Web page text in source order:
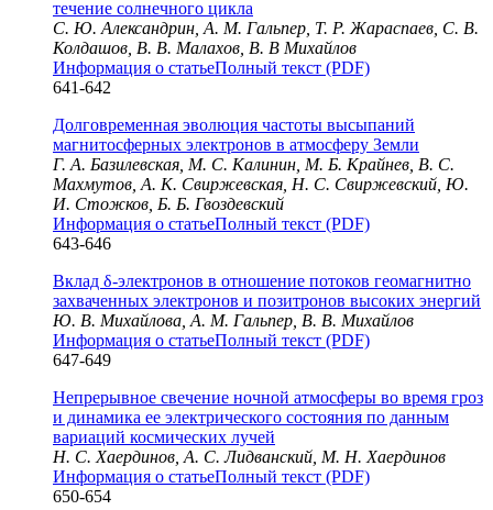
течение солнечного цикла
С. Ю. Александрин, А. М. Гальпер, Т. Р. Жараспаев, С. В.
Колдашов, В. В. Малахов, В. В Михайлов
Информация о статьеПолный текст (PDF)
641-642
Долговременная эволюция частоты высыпаний
магнитосферных электронов в атмосферу Земли
Г. А. Базилевская, М. С. Калинин, М. Б. Крайнев, В. С.
Махмутов, А. К. Свиржевская, Н. С. Свиржевский, Ю.
И. Стожков, Б. Б. Гвоздевский
Информация о статьеПолный текст (PDF)
643-646
Вклад δ-электронов в отношение потоков геомагнитно
захваченных электронов и позитронов высоких энергий
Ю. В. Михайлова, А. М. Гальпер, В. В. Михайлов
Информация о статьеПолный текст (PDF)
647-649
Непрерывное свечение ночной атмосферы во время гроз
и динамика ее электрического состояния по данным
вариаций космических лучей
Н. С. Хаердинов, А. С. Лидванский, М. Н. Хаердинов
Информация о статьеПолный текст (PDF)
650-654